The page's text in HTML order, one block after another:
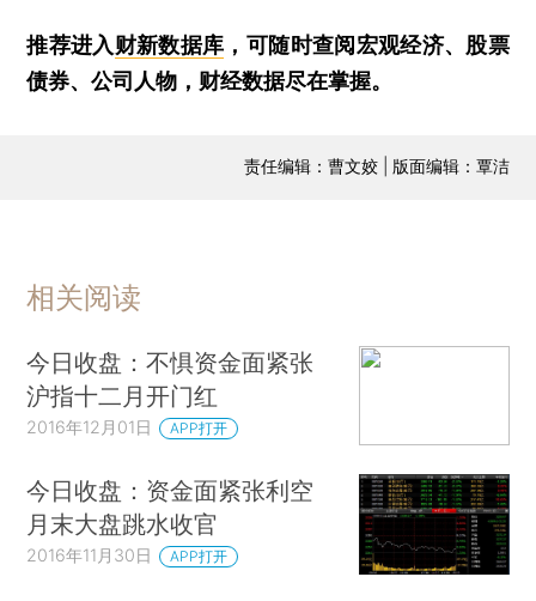
推荐进入财新数据库 ，可随时查阅宏观经济、股票
债券、公司人物，财经数据尽在掌握。
责任编辑：曹文姣 | 版面编辑：覃洁
相关阅读
今日收盘：不惧资金面紧张
沪指十二月开门红
2016年12月01日 APP打开
今日收盘：资金面紧张利空
月末大盘跳水收官
2016年11月30日 APP打开